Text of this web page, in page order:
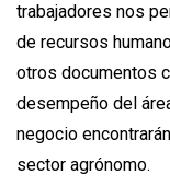
trabajadores nos
de recursos
otros documentos
desempeño del
negocio
sector agrónomo.